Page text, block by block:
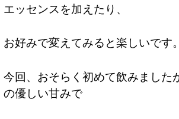
エッセンスを加えたり、
お好みで変えてみると楽しいです。
今回、おそらく初めて飲みました
の優しい甘みで